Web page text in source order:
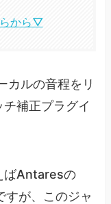
から▽
ルの音程をリ
補正プラグイ
ばAntaresの
すが、このジャ